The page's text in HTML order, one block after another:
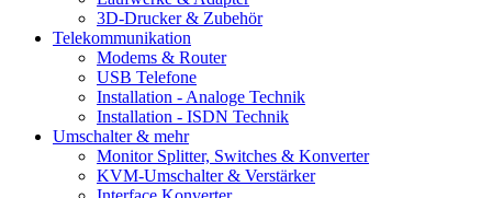
3D-Drucker & Zubehör
Telekommunikation
Modems & Router
USB Telefone
Installation - Analoge Technik
Installation - ISDN Technik
Umschalter & mehr
Monitor Splitter, Switches & Konverter
KVM-Umschalter & Verstärker